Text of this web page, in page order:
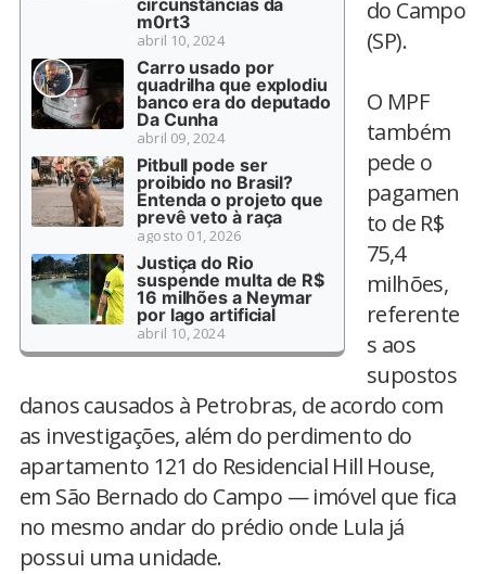
circunstâncias da
m0rt3
abril 10, 2024
Carro usado por
quadrilha que explodiu
banco era do deputado
Da Cunha
abril 09, 2024
Pitbull pode ser
proibido no Brasil?
Entenda o projeto que
prevê veto à raça
agosto 01, 2026
Justiça do Rio
suspende multa de R$
16 milhões a Neymar
por lago artificial
abril 10, 2024
do Campo
(SP).
O MPF
também
pede o
pagamen
to de R$
75,4
milhões,
referente
s aos
supostos
danos causados à Petrobras, de acordo com
as investigações, além do perdimento do
apartamento 121 do Residencial Hill House,
em São Bernado do Campo — imóvel que fica
no mesmo andar do prédio onde Lula já
possui uma unidade.